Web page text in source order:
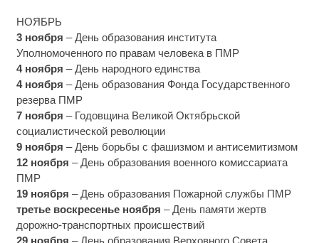
НОЯБРЬ
3 ноября – День образования института
Уполномоченного по правам человека в ПМР
4 ноября – День народного единства
4 ноября – День образования Фонда Государственного
резерва ПМР
7 ноября – Годовщина Великой Октябрьской
социалистической революции
9 ноября – День борьбы с фашизмом и антисемитизмом
12 ноября – День образования военного комиссариата
ПМР
19 ноября – День образования Пожарной службы ПМР
третье воскресенье ноября – День памяти жертв
дорожно-транспортных происшествий